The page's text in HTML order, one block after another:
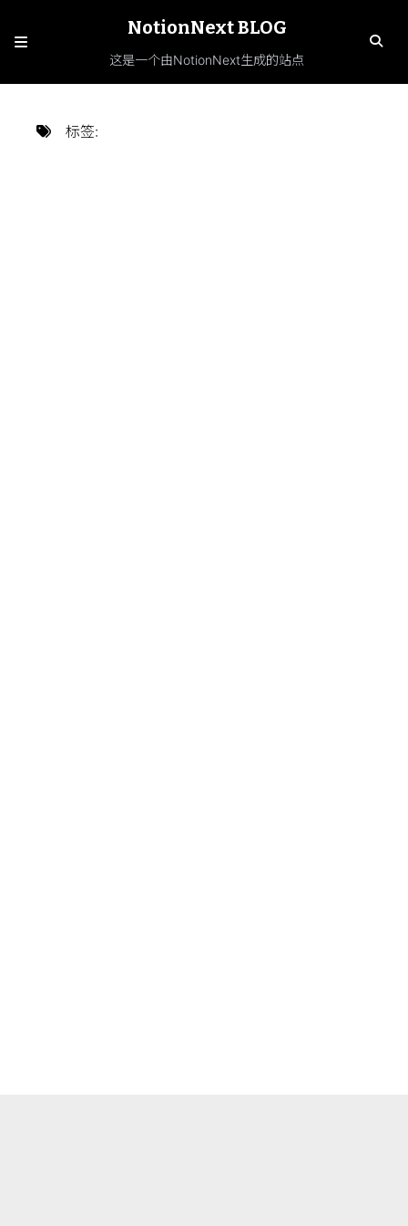
NotionNext BLOG
这是一个由NotionNext生成的站点
标签: